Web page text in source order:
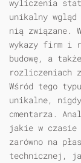
wyliczenia
unikalny wgląd
nią związane.
wykazy firm i
budowę, a
rozliczeniach
Wśród tego
unikalne,
cmentarza.
jakie w czasie
zarówno na
technicznej,